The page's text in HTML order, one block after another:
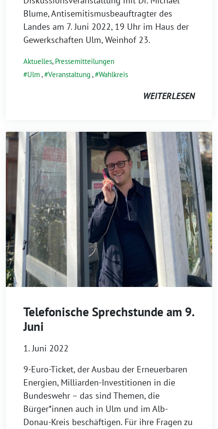
Blume, Antisemitismusbeauftragter des
Landes am 7. Juni 2022, 19 Uhr im Haus der
Gewerkschaften Ulm, Weinhof 23.
Aktuelles, Pressemitteilungen
Ulm, Veranstaltung , Wahlkreis
WEITERLESEN
Telefonische Sprechstunde am 9.
Juni
1. Juni 2022
9-Euro-Ticket, der Ausbau der Erneuerbaren
Energien, Milliarden-Investitionen in die
Bundeswehr – das sind Themen, die
Bürger*innen auch in Ulm und im Alb-
Donau-Kreis beschäftigen. Für ihre Fragen zu